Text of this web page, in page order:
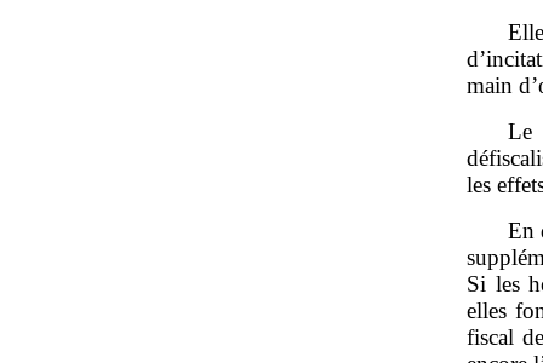
main
Le
les
En
Si les
elles
fiscal